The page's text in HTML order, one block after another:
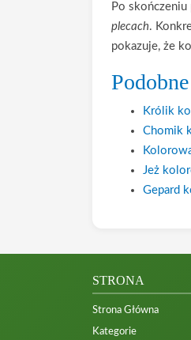
Po
plecach.
pokazuje, że
Królik
Chomik
Jeż
Gepard
STRONA
Strona Główna
Kategorie